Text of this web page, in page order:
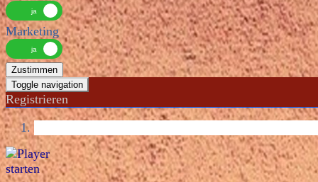
Marketing
Zustimmen
Toggle navigation
Registrieren